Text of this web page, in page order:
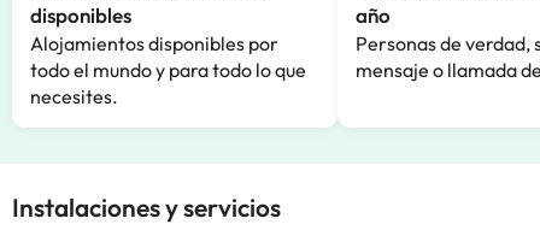
disponibles
Alojamientos disponibles por
todo el mundo y para todo lo que
necesites.
año
Personas de verdad,
mensaje o llamada
Instalaciones y servicios